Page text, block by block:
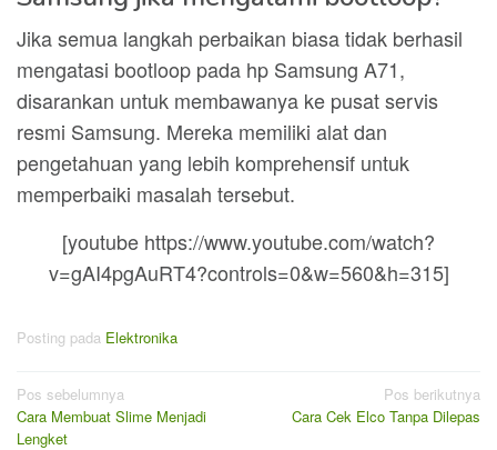
Jika semua langkah perbaikan biasa tidak berhasil
mengatasi bootloop pada hp Samsung A71,
disarankan untuk membawanya ke pusat servis
resmi Samsung. Mereka memiliki alat dan
pengetahuan yang lebih komprehensif untuk
memperbaiki masalah tersebut.
[youtube https://www.youtube.com/watch?
v=gAI4pgAuRT4?controls=0&w=560&h=315]
Posting pada Elektronika
Navigasi
pos
Pos sebelumnya
Cara Membuat Slime Menjadi
Lengket
Pos berikutnya
Cara Cek Elco Tanpa Dilepas